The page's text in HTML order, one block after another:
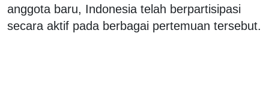
anggota baru, Indonesia telah berpartisipasi
secara aktif pada berbagai pertemuan tersebut.